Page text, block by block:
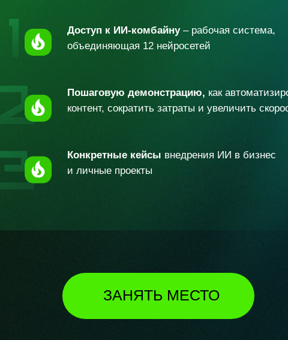
ЗАНЯТЬ МЕСТО
Доступ к ИИ-комбайну– рабочая система,
объединяющая 12 нейросетей
Пошаговую демонстрацию, как
контент, сократить затраты и увеличить
Конкретные кейсы внедрения ИИ в бизнес
и личные проекты